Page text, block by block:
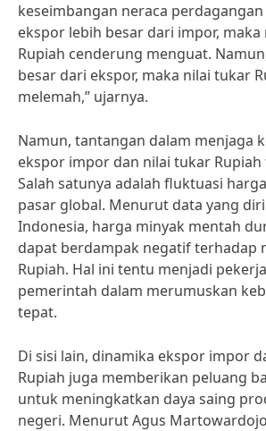
keseimbangan neraca perdagangan
ekspor lebih besar dari impor,
Rupiah cenderung menguat.
besar dari ekspor, maka nilai tukar
melemah,” ujarnya.
Namun, tantangan dalam menjaga
ekspor impor dan nilai tukar
Salah satunya adalah fluktuasi
pasar global. Menurut data yang
Indonesia, harga minyak mentah
dapat berdampak negatif terhadap
Rupiah. Hal ini tentu menjadi
pemerintah dalam merumuskan
tepat.
Di sisi lain, dinamika ekspor impor
Rupiah juga memberikan peluang
untuk meningkatkan daya saing
negeri. Menurut Agus